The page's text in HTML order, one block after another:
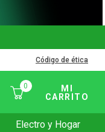
Código de ética
0
Electro y Hogar